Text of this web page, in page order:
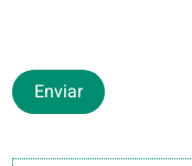
Enviar